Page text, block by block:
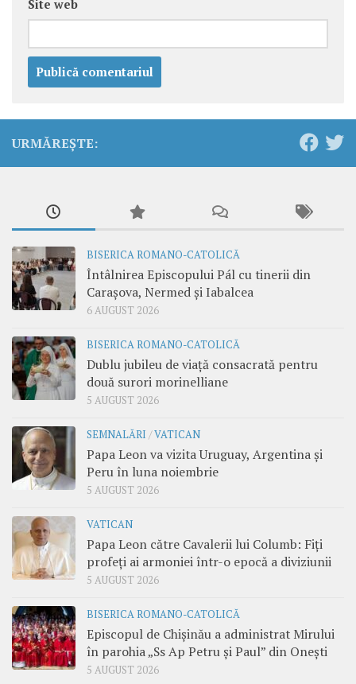
Site web
URMĂREȘTE:
BISERICA ROMANO-CATOLICĂ
Întâlnirea Episcopului Pál cu tinerii din
Carașova, Nermed și Iabalcea
6 AUGUST 2026
BISERICA ROMANO-CATOLICĂ
Dublu jubileu de viață consacrată pentru
două surori morinelliane
5 AUGUST 2026
SEMNALĂRI /VATICAN
Papa Leon va vizita Uruguay, Argentina și
Peru în luna noiembrie
5 AUGUST 2026
VATICAN
Papa Leon către Cavalerii lui Columb: Fiți
profeți ai armoniei într-o epocă a diviziunii
5 AUGUST 2026
BISERICA ROMANO-CATOLICĂ
Episcopul de Chișinău a administrat Mirului
în parohia „Ss Ap Petru și Paul” din Onești
5 AUGUST 2026